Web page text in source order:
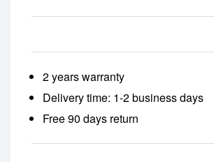
2 years warranty
Delivery time: 1-2 business days
Free 90 days return